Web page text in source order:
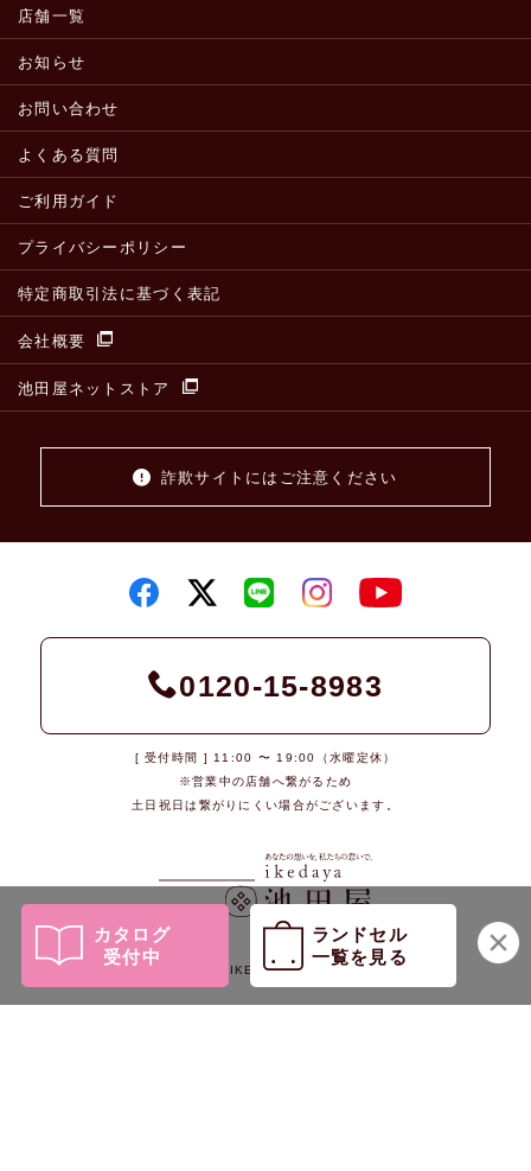
カタログ
受付中
ランドセル
一覧を見る
店舗一覧
お知らせ
お問い合わせ
よくある質問
ご利用ガイド
プライバシーポリシー
特定商取引法に基づく表記
会社概要
池田屋ネットストア
詐欺サイトにはご注意ください
0120-15-8983
[ 受付時間 ] 11:00 〜 19:00（水曜定休）
※営業中の店舗へ繋がるため
土日祝日は繋がりにくい場合がございます。
© 2026 IKEDAYA Co., Ltd.